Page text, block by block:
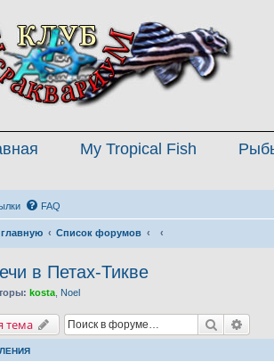
My Tropical Fish
FAQ
Список форумов
в Петах-Тикве
kosta Noel
тема Поиск